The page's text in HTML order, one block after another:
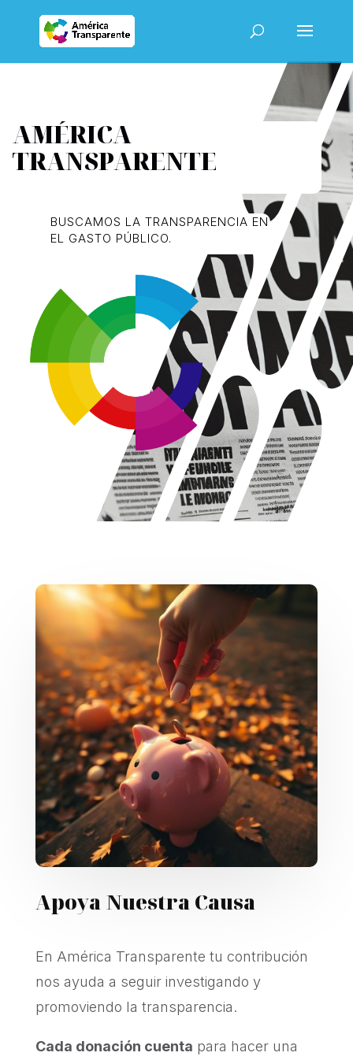
AMÉRICA
TRANSPARENTE
BUSCAMOS LA TRANSPARENCIA EN
EL GASTO PÚBLICO.
Apoya Nuestra Causa
En América Transparente tu contribución
nos ayuda a seguir investigando y
promoviendo la transparencia.
Cada donación cuenta para hacer una